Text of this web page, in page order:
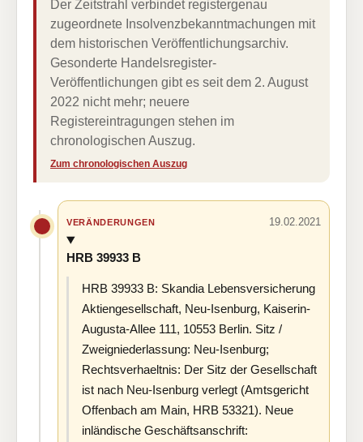
Der Zeitstrahl verbindet registergenau
zugeordnete Insolvenzbekanntmachungen mit
dem historischen Veröffentlichungsarchiv.
Gesonderte Handelsregister-
Veröffentlichungen gibt es seit dem 2. August
2022 nicht mehr; neuere
Registereintragungen stehen im
chronologischen Auszug.
Zum chronologischen Auszug
VERÄNDERUNGEN 19.02.2021
HRB 39933 B
HRB 39933 B: Skandia Lebensversicherung
Aktiengesellschaft, Neu-Isenburg, Kaiserin-
Augusta-Allee 111, 10553 Berlin. Sitz /
Zweigniederlassung: Neu-Isenburg;
Rechtsverhaeltnis: Der Sitz der Gesellschaft
ist nach Neu-Isenburg verlegt (Amtsgericht
Offenbach am Main, HRB 53321). Neue
inländische Geschäftsanschrift: